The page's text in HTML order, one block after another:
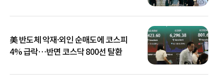
美 반도체 악재·외인 순매도에 코스피
4% 급락…반면 코스닥 800선 탈환